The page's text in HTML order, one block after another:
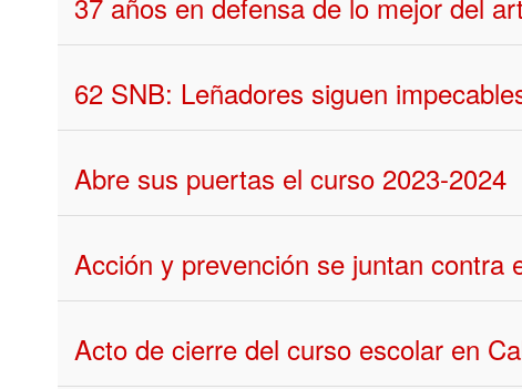
62 SNB: Leñadores siguen
Abre sus puertas el curso 2023-2024
Acción y prevención se juntan contra
Acto de cierre del curso escolar en